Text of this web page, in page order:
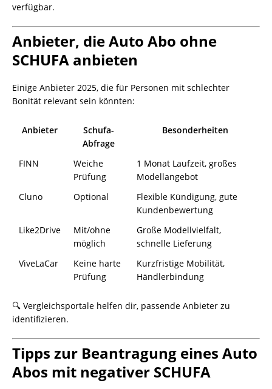
verfügbar.
Anbieter, die Auto Abo ohne
SCHUFA anbieten
Einige Anbieter 2025, die für Personen mit schlechter
Bonität relevant sein könnten:
Anbieter
Schufa-
Abfrage
Besonderheiten
FINN
Weiche
Prüfung
1 Monat Laufzeit, großes
Modellangebot
Cluno
Optional
Flexible Kündigung, gute
Kundenbewertung
Like2Drive
Mit/ohne
möglich
Große Modellvielfalt,
schnelle Lieferung
ViveLaCar
Keine harte
Prüfung
Kurzfristige Mobilität,
Händlerbindung
🔍 Vergleichsportale helfen dir, passende Anbieter zu
identifizieren.
Tipps zur Beantragung eines Auto
Abos mit negativer SCHUFA